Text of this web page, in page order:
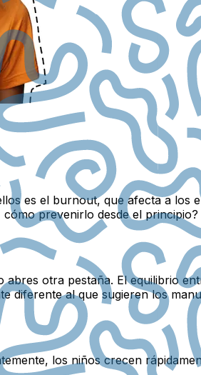
es el burnout, que afecta a los
prevenirlo desde el principio?
otra pestaña. El equilibrio
diferente al que sugieren los
los niños crecen